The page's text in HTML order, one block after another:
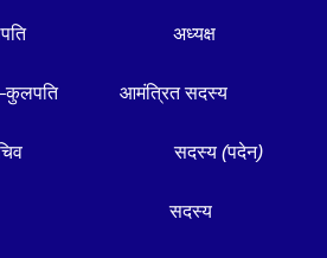
अध्यक्ष
कुलपति आमंत्रित सदस्य
सदस्य (पदेन)
सदस्य